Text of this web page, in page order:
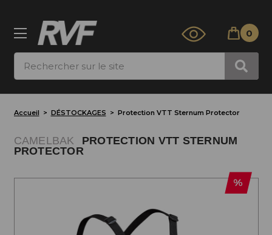
0
Accueil DÉSTOCKAGES Protection VTT Sternum Protector
CAMELBAK
PROTECTION VTT STERNUM
PROTECTOR